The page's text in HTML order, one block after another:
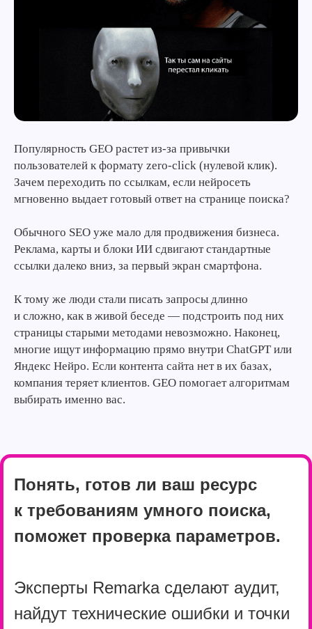
Популярность GEO растет из-за привычки
пользователей к формату zero-click (нулевой клик).
Зачем переходить по ссылкам, если нейросеть
мгновенно выдает готовый ответ на странице поиска?
Обычного SEO уже мало для продвижения бизнеса.
Реклама, карты и блоки ИИ сдвигают стандартные
ссылки далеко вниз, за первый экран смартфона.
К тому же люди стали писать запросы длинно
и сложно, как в живой беседе — подстроить под них
страницы старыми методами невозможно. Наконец,
многие ищут информацию прямо внутри ChatGPT или
Яндекс Нейро. Если контента сайта нет в их базах,
компания теряет клиентов. GEO помогает алгоритмам
выбирать именно вас.
Понять, готов ли ваш ресурс
к требованиям умного поиска,
поможет проверка параметров.
Эксперты Remarka сделают аудит,
найдут технические ошибки и точки